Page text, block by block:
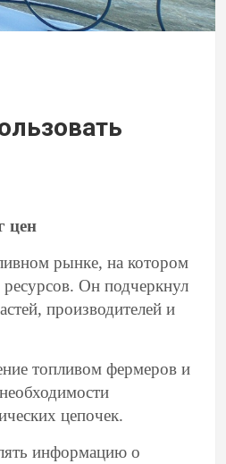
цен
рынке, на котором
Он подчеркнул
производителей и
топливом фермеров и
цепочек.
информацию о